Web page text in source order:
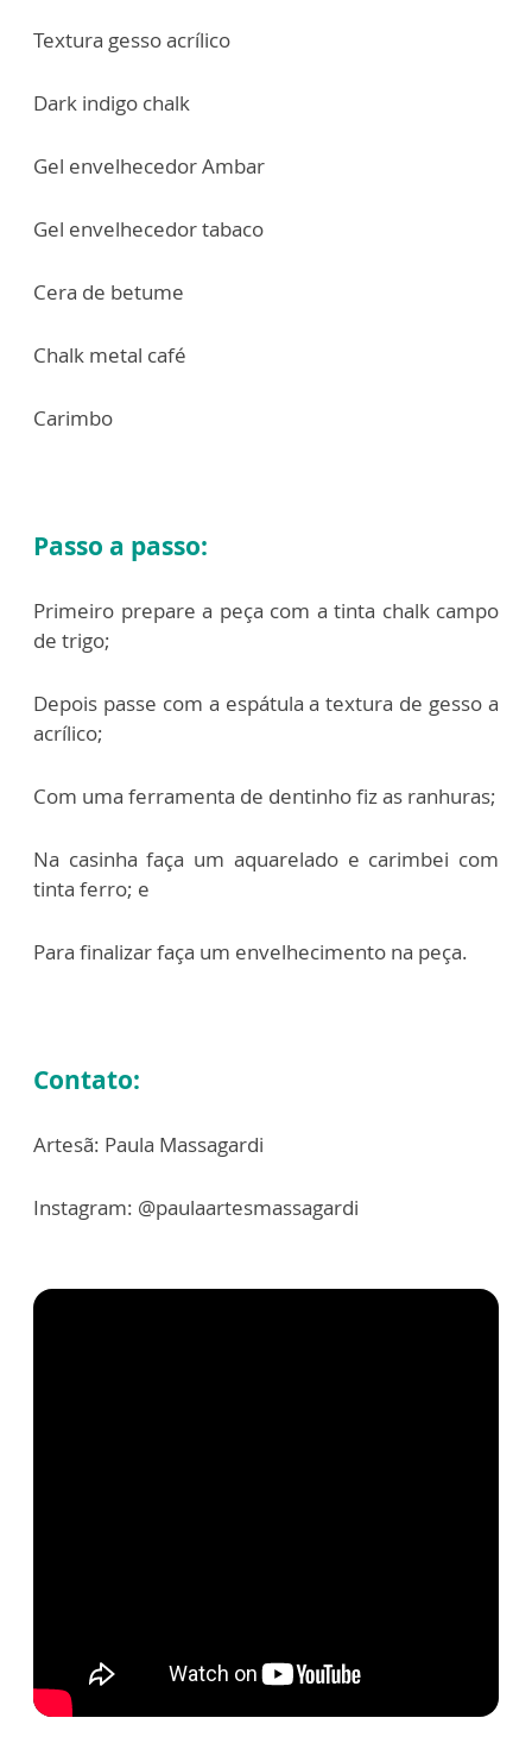
Textura gesso acrílico
Dark indigo chalk
Gel envelhecedor Ambar
Gel envelhecedor tabaco
Cera de betume
Chalk metal café
Carimbo
Passo a passo:
Primeiro prepare a peça com a tinta chalk campo
de trigo;
Depois passe com a espátula a textura de gesso a
acrílico;
Com uma ferramenta de dentinho fiz as ranhuras;
Na casinha faça um aquarelado e carimbei com
tinta ferro; e
Para finalizar faça um envelhecimento na peça.
Contato:
Artesã: Paula Massagardi
Instagram: @paulaartesmassagardi